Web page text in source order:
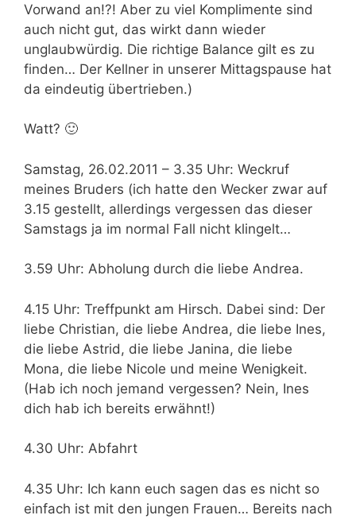
Vorwand an!?! Aber zu viel Komplimente sind
auch nicht gut, das wirkt dann wieder
unglaubwürdig. Die richtige Balance gilt es zu
finden… Der Kellner in unserer Mittagspause hat
da eindeutig übertrieben.)
Watt? 🙂
Samstag, 26.02.2011 – 3.35 Uhr: Weckruf
meines Bruders (ich hatte den Wecker zwar auf
3.15 gestellt, allerdings vergessen das dieser
Samstags ja im normal Fall nicht klingelt…
3.59 Uhr: Abholung durch die liebe Andrea.
4.15 Uhr: Treffpunkt am Hirsch. Dabei sind: Der
liebe Christian, die liebe Andrea, die liebe Ines,
die liebe Astrid, die liebe Janina, die liebe
Mona, die liebe Nicole und meine Wenigkeit.
(Hab ich noch jemand vergessen? Nein, Ines
dich hab ich bereits erwähnt!)
4.30 Uhr: Abfahrt
4.35 Uhr: Ich kann euch sagen das es nicht so
einfach ist mit den jungen Frauen… Bereits nach